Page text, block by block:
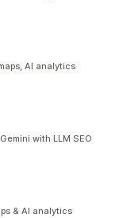
AI analytics
with LLM SEO
& AI analytics